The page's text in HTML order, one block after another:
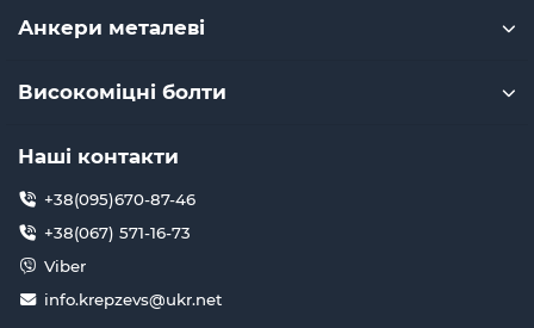
Анкери металеві
Високоміцні болти
Наші контакти
+38(095)670-87-46
+38(067) 571-16-73
Viber
info.krepzevs@ukr.net